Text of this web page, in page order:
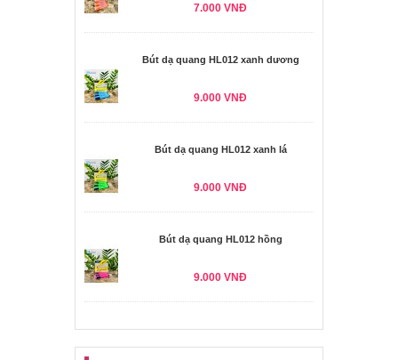
7.000 VNĐ
Bút dạ quang HL012 xanh dương
9.000 VNĐ
Bút dạ quang HL012 xanh lá
9.000 VNĐ
Bút dạ quang HL012 hồng
9.000 VNĐ